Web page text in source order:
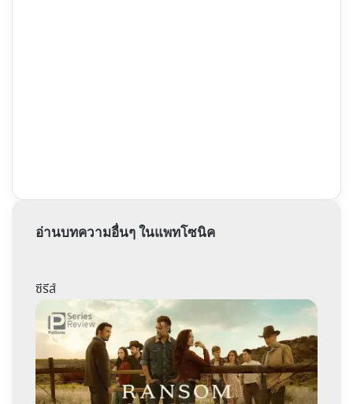
อ่านบทความอื่นๆ ในแพทโซนิค
ซีรีส์